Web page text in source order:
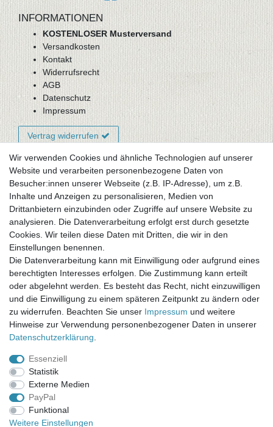
INFORMATIONEN
KOSTENLOSER Musterversand
Versandkosten
Kontakt
Widerrufsrecht
AGB
Datenschutz
Impressum
Vertrag widerrufen
Newsletter-Anmeldung
FAQ / Fragen
Mein Warenkorb
Mein Merkzettel
Mein Konto
UNSER LADENGESCHÄFT
Gottlieb-Daimler-Str. 10
33334 Gütersloh
ÖFFNUNGSZEITEN
Montag - Dienstag: 8.00 - 18.00 Uhr, Mittwoch Ruhetag,
Donnerstag: 8.00 - 18.00 Uhr, Freitag 8.00 - 14.00 Uhr
KUNDENSERVICE
Telefon: (05241) 403 22 38
E-Mail: info@stoffamstueck.de
Wir verwenden Cookies und ähnliche Technologien auf unserer
Website und verarbeiten personenbezogene Daten von
Besucher:innen unserer Webseite (z.B. IP-Adresse), um z.B.
Inhalte und Anzeigen zu personalisieren, Medien von
Drittanbietern einzubinden oder Zugriffe auf unsere Website zu
analysieren. Die Datenverarbeitung erfolgt erst durch gesetzte
Cookies. Wir teilen diese Daten mit Dritten, die wir in den
Einstellungen benennen.
Die Datenverarbeitung kann mit Einwilligung oder aufgrund eines
berechtigten Interesses erfolgen. Die Zustimmung kann erteilt
oder abgelehnt werden. Es besteht das Recht, nicht einzuwilligen
und die Einwilligung zu einem späteren Zeitpunkt zu ändern oder
zu widerrufen. Beachten Sie unser Impressum und weitere
Hinweise zur Verwendung personenbezogener Daten in unserer
Daten­schutz­erklärung
Essenziell
Statistik
Externe Medien
PayPal
Funktional
Weitere Einstellungen